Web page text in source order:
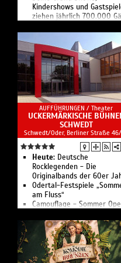
Kindershows und
ziehen jährlich 700.000
Mit über 160
pro Vorstellung sind dies
größten Ensuite-Shows
Welt.
AUFFÜHRUNGEN / Theater
UCKERMÄRKISCHE
SCHWEDT
Schwedt/Oder, Berliner Straße
Heute: Deutsche
Rocklegenden - Die
Originalbands der 60er
Odertal-Festspiele
am Fluss“
Camouflage - Sommer
Taschenlampenkonzert
Open Air
Wenzel & Band Open Air:
lebe gern
Kino unterm